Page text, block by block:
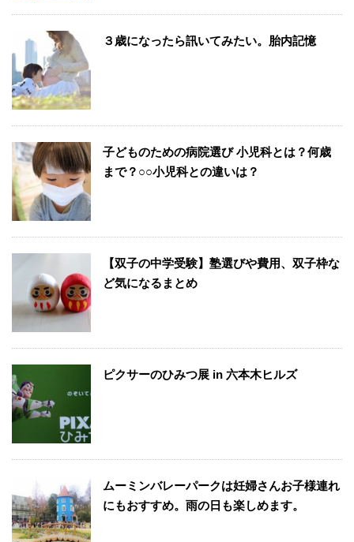
３歳になったら訊いてみたい。胎内記憶
子どものための病院選び 小児科とは？何歳
まで？○○小児科との違いは？
【双子の中学受験】塾選びや費用、双子枠な
ど気になるまとめ
ピクサーのひみつ展 in 六本木ヒルズ
ムーミンバレーパークは妊婦さんお子様連れ
にもおすすめ。雨の日も楽しめます。